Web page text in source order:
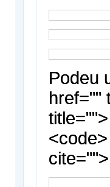
Podeu
href=""